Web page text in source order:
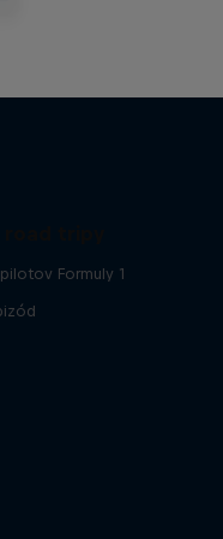
Formuly 1